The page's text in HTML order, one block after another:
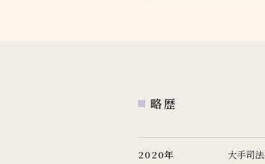
略歴
2020年 大手司